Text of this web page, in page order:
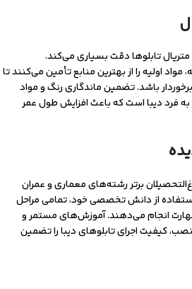
متریال تابلوها دقت بسیاری می‌کند.
اولیه را از بهترین منابع تأمین می‌کنند تا
باشد. تضمین ماندگاری رنگ و مواد
فرد دیبا است که باعث افزایش طول عمر
برتر رشته‌های معماری و عمران
از دانش تخصصی خود، تمامی مراحل
انجام می‌دهند. آموزش‌های مستمر و
کیفیت اجرای تابلوهای دیبا را تضمین